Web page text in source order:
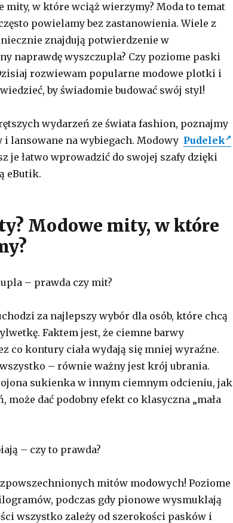
mity, w które wciąż wierzymy? Moda to temat
powielamy bez zastanowienia. Wiele z
znajdują potwierdzenie w
naprawdę wyszczupla? Czy poziome paski
rozwiewam popularne modowe plotki i
by świadomie budować swój styl!
wydarzeń ze świata fashion, poznajmy
lansowane na wybiegach. Modowy Pudelek
je łatwo wprowadzić do swojej szafy dzięki
eButik.
Modowe mity, w które
– prawda czy mit?
za najlepszy wybór dla osób, które chcą
Faktem jest, że ciemne barwy
co kontury ciała wydają się mniej wyraźne.
– równie ważny jest krój ubrania.
sukienka w innym ciemnym odcieniu, jak
może dać podobny efekt co klasyczna „mała
– czy to prawda?
mitów modowych! Poziome
podczas gdy pionowe wysmuklają
wszystko zależy od szerokości pasków i